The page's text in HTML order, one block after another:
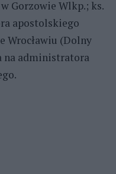
Gorzowie Wlkp.; ks.
apostolskiego
Wrocławiu (Dolny
na administratora